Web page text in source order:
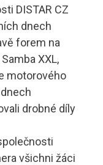
DISTAR CZ
dnech
forem na
XXL,
motorového
drobné díly
všichni žáci